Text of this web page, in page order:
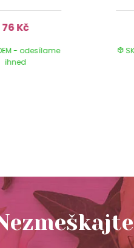
76 Kč
- odesílame
ihned